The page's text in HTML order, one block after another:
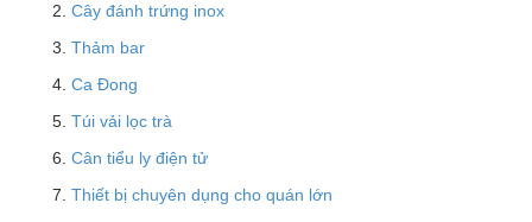
Cây đánh trứng inox
Thảm bar
Ca Đong
Túi vải lọc trà
Cân tiểu ly điện tử
Thiết bị chuyên dụng cho quán lớn